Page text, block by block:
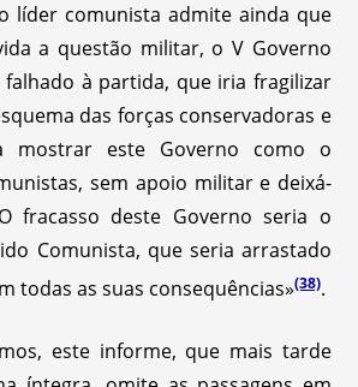
líder comunista admite ainda que
a questão militar, o V Governo
à partida, que iria fragilizar
das forças conservadoras e
mostrar este Governo como o
sem apoio militar e deixá-
fracasso deste Governo seria o
Comunista, que seria arrastado
todas as suas consequências»(38).
este informe, que mais tarde